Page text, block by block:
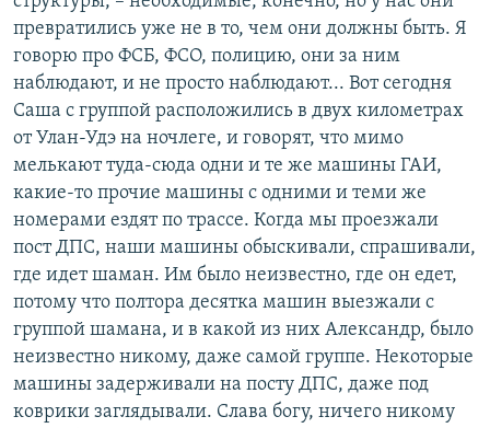
превратились уже не в то, чем они должны быть. Я
говорю про ФСБ, ФСО, полицию, они за ним
наблюдают, и не просто наблюдают... Вот сегодня
Саша с группой расположились в двух километрах
от Улан-Удэ на ночлеге, и говорят, что мимо
мелькают туда-сюда одни и те же машины ГАИ,
какие-то прочие машины с одними и теми же
номерами ездят по трассе. Когда мы проезжали
пост ДПС, наши машины обыскивали, спрашивали,
где идет шаман. Им было неизвестно, где он едет,
потому что полтора десятка машин выезжали с
группой шамана, и в какой из них Александр, было
неизвестно никому, даже самой группе. Некоторые
машины задерживали на посту ДПС, даже под
коврики заглядывали. Слава богу, ничего никому